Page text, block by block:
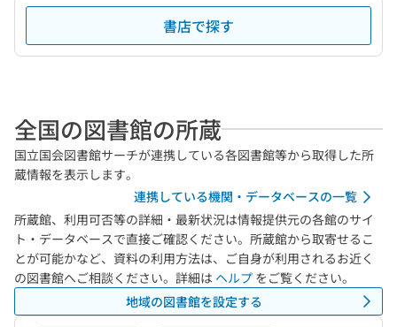
書店で探す
全国の図書館の所蔵
国立国会図書館サーチが連携している各図書館等から取得した所
蔵情報を表示します。
連携している機関・データベースの一覧
所蔵館、利用可否等の詳細・最新状況は情報提供元の各館のサイ
ト・データベースで直接ご確認ください。所蔵館から取寄せるこ
とが可能かなど、資料の利用方法は、ご自身が利用されるお近く
の図書館へご相談ください。詳細は ヘルプ をご覧ください。
地域の図書館を設定する